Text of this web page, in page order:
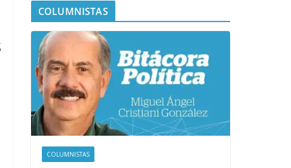
COLUMNISTAS
COLUMNISTAS